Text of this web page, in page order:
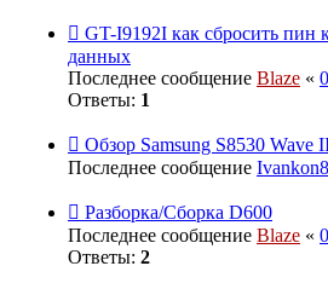
GT-I9192I как сбросить пин
данных
Последнее сообщение Blaze «
Ответы: 1
Обзор Samsung S8530 Wave
Последнее сообщение
Разборка/Сборка D600
Последнее сообщение Blaze «
Ответы: 2